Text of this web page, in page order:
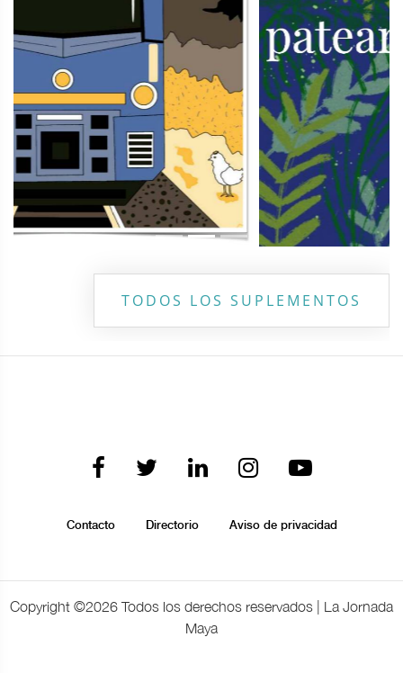
TODOS LOS SUPLEMENTOS
Contacto Directorio Aviso de privacidad
Copyright ©2026 Todos los derechos reservados | La Jornada
Maya